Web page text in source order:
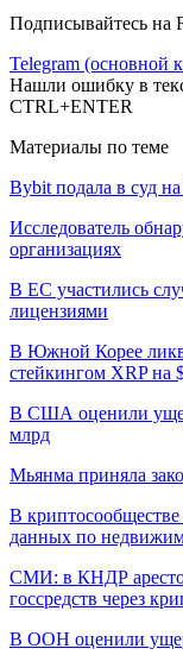
Подписывайтесь на
Telegram (основной
Нашли ошибку в
CTRL+ENTER
Материалы по теме
Bybit подала в суд
Исследователь
организациях
В ЕС участились
лицензиями
В Южной Корее
стейкингом XRP на
В США оценили
млрд
Мьянма приняла
В
данных по
СМИ: в КНДР
госсредств через
В ООН оценили